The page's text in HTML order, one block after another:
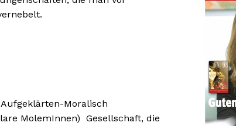
Moralisch
MolemInnen) Gesellschaft, die